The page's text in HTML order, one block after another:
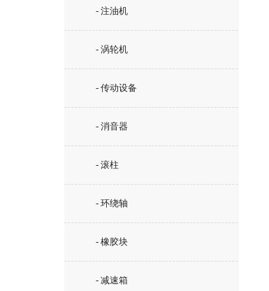
- 注油机
- 涡轮机
- 传动设备
- 消音器
- 滚柱
- 环绕轴
- 橡胶块
- 减速箱